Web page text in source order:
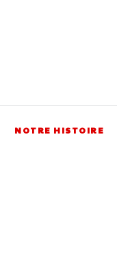
NOTRE HISTOIRE